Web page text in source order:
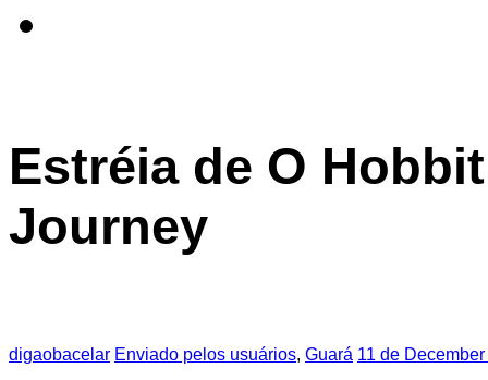
Estréia de O
Journey
digaobacelar Enviado pelos usuários, Guará 11 de